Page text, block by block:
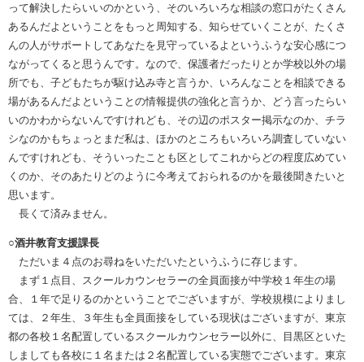
って解決したらいいのかという、そのいろいろな相談の窓口がたくさん
あるんだよということをもっと周知する、知らせていくことが、たくさ
んの人がサポートしてあなたを見守っているよというふうな安心感につ
ながってくると思うんです。なので、保護者だったりとか学校以外の場
所でも、子どもたちが駆け込み寺と言うか、いろんなことを相談できる
場があるんだよということの情報提供の強化と言うか、どう言ったらい
いのかわからないんですけれども、その辺のポスター掲示なのか、チラ
シなのかもちょっとまだ私は、ほかのところもいろいろ調査していない
んですけれども、そういったことも区としてこれからどの程度広めてい
くのか、そのあたりどのように今考えておられるのかを最後聞きたいと
思います。
長くて済みません。
○酒井教育支援課長
ただいま４点のお尋ねをいただいたというふうに存じます。
まず１点目、スクールカウンセラーの全員面接が中学校１年生の場
合、１年で足りるのかということでございますが、学校規模によりまし
ては、２年生、３年生も全員面接をしている現状はございますが、東京
都の各校１名配置しているスクールカウンセラー以外に、目黒区といた
しましても各校に１名または２名配置している実態でございます。東京